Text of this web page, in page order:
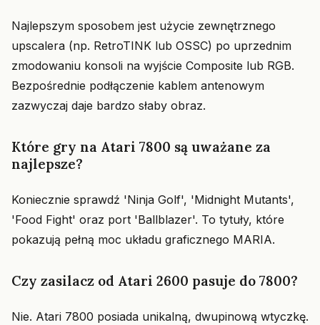
Najlepszym sposobem jest użycie zewnętrznego
upscalera (np. RetroTINK lub OSSC) po uprzednim
zmodowaniu konsoli na wyjście Composite lub RGB.
Bezpośrednie podłączenie kablem antenowym
zazwyczaj daje bardzo słaby obraz.
Które gry na Atari 7800 są uważane za
najlepsze?
Koniecznie sprawdź 'Ninja Golf', 'Midnight Mutants',
'Food Fight' oraz port 'Ballblazer'. To tytuły, które
pokazują pełną moc układu graficznego MARIA.
Czy zasilacz od Atari 2600 pasuje do 7800?
Nie. Atari 7800 posiada unikalną, dwupinową wtyczkę.